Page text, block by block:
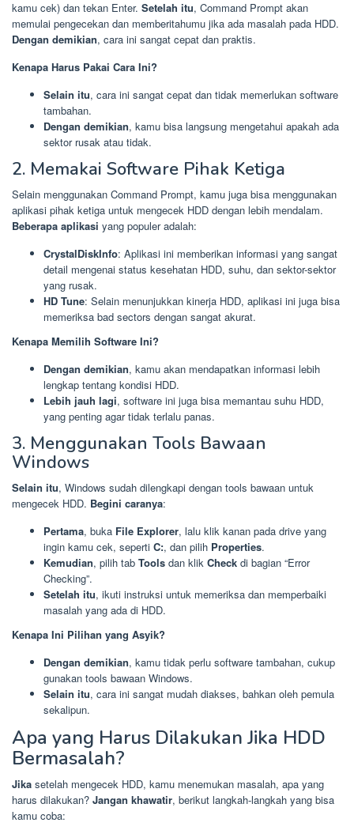
kamu cek) dan tekan Enter. Setelah itu, Command Prompt akan
memulai pengecekan dan memberitahumu jika ada masalah pada HDD.
Dengan demikian, cara ini sangat cepat dan praktis.
Kenapa Harus Pakai Cara Ini?
Selain itu, cara ini sangat cepat dan tidak memerlukan software
tambahan.
Dengan demikian, kamu bisa langsung mengetahui apakah ada
sektor rusak atau tidak.
2. Memakai Software Pihak Ketiga
Selain menggunakan Command Prompt, kamu juga bisa menggunakan
aplikasi pihak ketiga untuk mengecek HDD dengan lebih mendalam.
Beberapa aplikasi yang populer adalah:
CrystalDiskInfo: Aplikasi ini memberikan informasi yang sangat
detail mengenai status kesehatan HDD, suhu, dan sektor-sektor
yang rusak.
HD Tune: Selain menunjukkan kinerja HDD, aplikasi ini juga bisa
memeriksa bad sectors dengan sangat akurat.
Kenapa Memilih Software Ini?
Dengan demikian, kamu akan mendapatkan informasi lebih
lengkap tentang kondisi HDD.
Lebih jauh lagi, software ini juga bisa memantau suhu HDD,
yang penting agar tidak terlalu panas.
3. Menggunakan Tools Bawaan
Windows
Selain itu, Windows sudah dilengkapi dengan tools bawaan untuk
mengecek HDD. Begini caranya:
Pertama, buka File Explorer, lalu klik kanan pada drive yang
ingin kamu cek, seperti C:, dan pilih Properties.
Kemudian, pilih tab Tools dan klik Check di bagian “Error
Checking”.
Setelah itu, ikuti instruksi untuk memeriksa dan memperbaiki
masalah yang ada di HDD.
Kenapa Ini Pilihan yang Asyik?
Dengan demikian, kamu tidak perlu software tambahan, cukup
gunakan tools bawaan Windows.
Selain itu, cara ini sangat mudah diakses, bahkan oleh pemula
sekalipun.
Apa yang Harus Dilakukan Jika HDD
Bermasalah?
Jika setelah mengecek HDD, kamu menemukan masalah, apa yang
harus dilakukan? Jangan khawatir, berikut langkah-langkah yang bisa
kamu coba: